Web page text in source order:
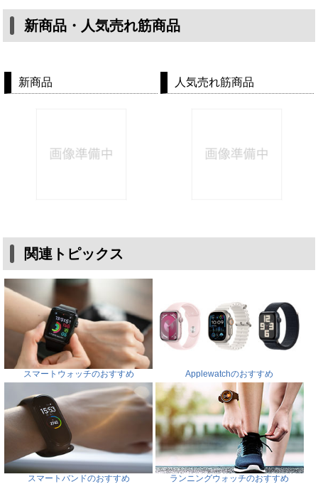
新商品・人気売れ筋商品
新商品 人気売れ筋商品
関連トピックス
スマートウォッチのおすすめ Applewatchのおすすめ
スマートバンドのおすすめ ランニングウォッチのおすすめ